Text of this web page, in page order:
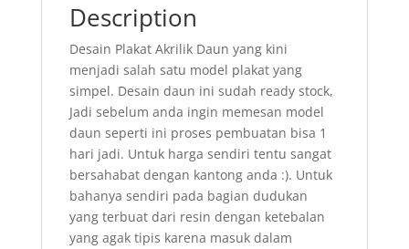
Description
Desain Plakat Akrilik Daun yang kini
menjadi salah satu model plakat yang
simpel. Desain daun ini sudah ready stock,
Jadi sebelum anda ingin memesan model
daun seperti ini proses pembuatan bisa 1
hari jadi. Untuk harga sendiri tentu sangat
bersahabat dengan kantong anda :). Untuk
bahanya sendiri pada bagian dudukan
yang terbuat dari resin dengan ketebalan
yang agak tipis karena masuk dalam